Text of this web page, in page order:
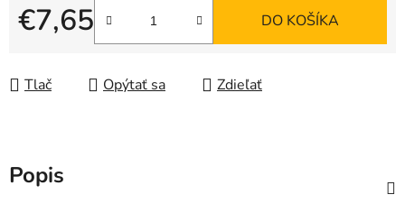
€7,65
Jednotková cena:
DO KOŠÍKA
Tlač Opýtať sa Zdieľať
Popis